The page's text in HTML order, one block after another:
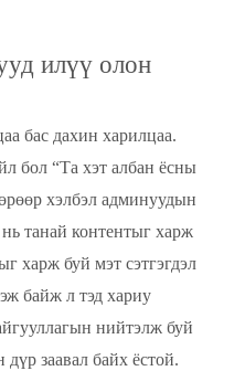
илүү олон
бас дахин харилцаа.
бол “Та хэт албан ёсны
хэлбэл админуудын
танай контентыг харж
харж буй мэт сэтгэгдэл
байж л тэд хариу
нийтэлж буй
заавал байх ёстой.